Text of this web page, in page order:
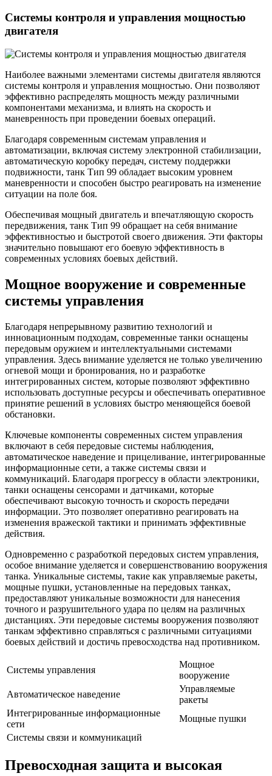
Системы контроля и управления мощностью
двигателя
Наиболее важными элементами системы двигателя являются
системы контроля и управления мощностью. Они позволяют
эффективно распределять мощность между различными
компонентами механизма, и влиять на скорость и
маневренность при проведении боевых операций.
Благодаря современным системам управления и
автоматизации, включая систему электронной стабилизации,
автоматическую коробку передач, систему поддержки
подвижности, танк Тип 99 обладает высоким уровнем
маневренности и способен быстро реагировать на изменение
ситуации на поле боя.
Обеспечивая мощный двигатель и впечатляющую скорость
передвижения, танк Тип 99 обращает на себя внимание
эффективностью и быстротой своего движения. Эти факторы
значительно повышают его боевую эффективность в
современных условиях боевых действий.
Мощное вооружение и современные
системы управления
Благодаря непрерывному развитию технологий и
инновационным подходам, современные танки оснащены
передовым оружием и интеллектуальными системами
управления. Здесь внимание уделяется не только увеличению
огневой мощи и бронирования, но и разработке
интегрированных систем, которые позволяют эффективно
использовать доступные ресурсы и обеспечивать оперативное
принятие решений в условиях быстро меняющейся боевой
обстановки.
Ключевые компоненты современных систем управления
включают в себя передовые системы наблюдения,
автоматическое наведение и прицеливание, интегрированные
информационные сети, а также системы связи и
коммуникаций. Благодаря прогрессу в области электроники,
танки оснащены сенсорами и датчиками, которые
обеспечивают высокую точность и скорость передачи
информации. Это позволяет оперативно реагировать на
изменения вражеской тактики и принимать эффективные
действия.
Одновременно с разработкой передовых систем управления,
особое внимание уделяется и совершенствованию вооружения
танка. Уникальные системы, такие как управляемые ракеты,
мощные пушки, установленные на передовых танках,
предоставляют уникальные возможности для нанесения
точного и разрушительного удара по целям на различных
дистанциях. Эти передовые системы вооружения позволяют
танкам эффективно справляться с различными ситуациями
боевых действий и достичь превосходства над противником.
Системы управления
Мощное
вооружение
Автоматическое наведение
Управляемые
ракеты
Интегрированные информационные
сети
Мощные пушки
Системы связи и коммуникаций
Превосходная защита и высокая